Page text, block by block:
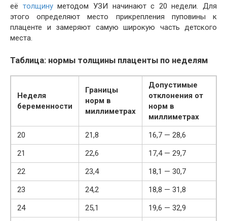
её толщинуметодом УЗИ начинают с 20 недели. Для
этого определяют место прикрепления пуповины к
плаценте и замеряют самую широкую часть детского
места.
Таблица: нормы толщины плаценты по неделям
Неделя
беременности
Границы
норм в
миллиметрах
Допустимые
отклонения от
норм в
миллиметрах
20
21,8
16,7 — 28,6
21
22,6
17,4 — 29,7
22
23,4
18,1 — 30,7
23
24,2
18,8 — 31,8
24
25,1
19,6 — 32,9